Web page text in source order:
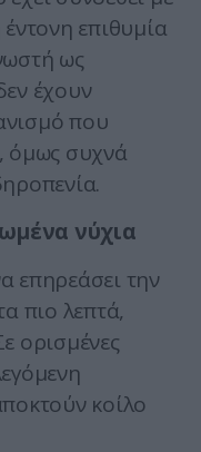
επιθυμία
ως
έχουν
που
όμως συχνά
νύχια
επηρεάσει την
πιο λεπτά,
ορισμένες
κοίλο